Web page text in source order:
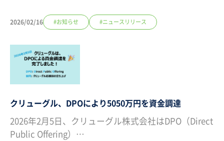
2026/02/16 #お知らせ #ニュースリリース
クリューグル、DPOにより5050万円を資金調達
2026年2月5日、クリューグル株式会社はDPO（Direct
Public Offering）…